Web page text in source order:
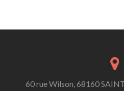
60 rue Wilson, 68160